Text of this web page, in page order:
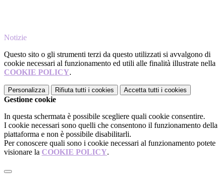
Notizie
Questo sito o gli strumenti terzi da questo utilizzati si avvalgono di
cookie necessari al funzionamento ed utili alle finalità illustrate nella
COOKIE POLICY.
Personalizza Rifiuta tutti i cookies Accetta tutti i cookies
Gestione cookie
In questa schermata è possibile scegliere quali cookie consentire.
I cookie necessari sono quelli che consentono il funzionamento della
piattaforma e non è possibile disabilitarli.
Per conoscere quali sono i cookie necessari al funzionamento potete
visionare la COOKIE POLICY.